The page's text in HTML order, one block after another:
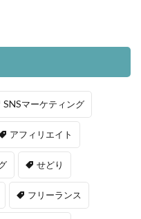
SNSマーケティング
アフィリエイト
せどり
フリーランス